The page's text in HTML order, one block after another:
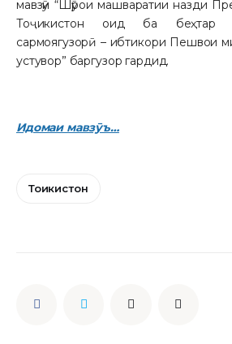
мавзӯи “Шӯрои машваратии назди
Тоҷикистон оид ба беҳтар
сармоягузорӣ – ибтикори Пешвои
устувор” баргузор гардид.
Идомаи мавзӯъ…
Тоҷикистон